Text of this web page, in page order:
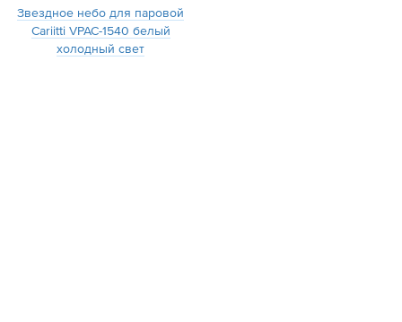
Звездное небо для паровой
Cariitti VPAC-1540 белый
холодный свет